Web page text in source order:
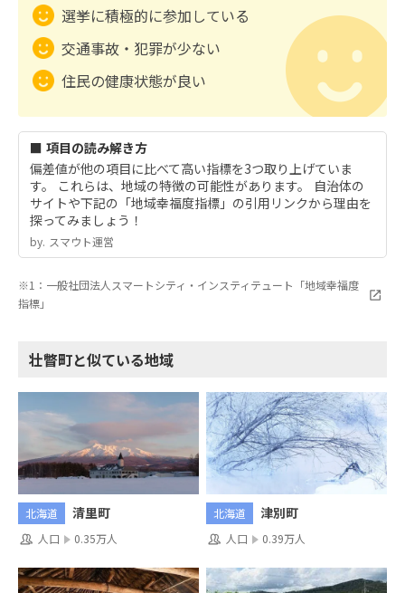
選挙に積極的に参加している
交通事故・犯罪が少ない
住民の健康状態が良い
■ 項目の読み解き方
偏差値が他の項目に比べて高い指標を3つ取り上げていま
す。 これらは、地域の特徴の可能性があります。 自治体の
サイトや下記の「地域幸福度指標」の引用リンクから理由を
探ってみましょう！
by.︎ スマウト運営
※1：一般社団法人スマートシティ・インスティテュート「地域幸福度
指標」
壮瞥町と似ている地域
北海道 清里町
人口 0.35万人
北海道 津別町
人口 0.39万人